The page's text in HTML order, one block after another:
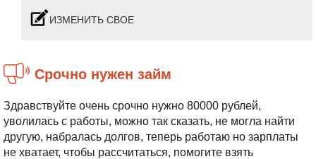
ИЗМЕНИТЬ СВОЕ
срочно нужен займ
Здравствуйте очень срочно нужно 80000 рублей,
уволилась с работы, можно так сказать, не могла найти
другую, набралась долгов, теперь работаю но зарплаты
не хватает, чтобы рассчитаться, помогите взять